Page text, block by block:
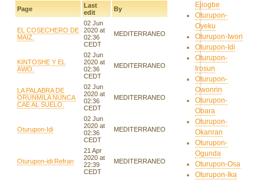
Page
Last
edit
By
EL COSECHERO DE
MAIZ.
02 Jun
2020 at
02:36
CEDT
MEDITERRANEO
KINTOSHE Y EL
AWO.
02 Jun
2020 at
02:36
CEDT
MEDITERRANEO
LA PALABRA DE
ORUNMILA NUNCA
CAE AL SUELO.
02 Jun
2020 at
02:36
CEDT
MEDITERRANEO
Oturupon-Idi
02 Jun
2020 at
02:36
CEDT
MEDITERRANEO
Oturupon-idi:Refran
21 Apr
2020 at
22:39
CEDT
MEDITERRANEO
Ejiogbe
Oturupon-
Oyeku
Oturupon-Iwori
Oturupon-Idi
Oturupon-
Irosun
Oturupon-
Owonrin
Oturupon-
Obara
Oturupon-
Okanran
Oturupon-
Ogunda
Oturupon-Osa
Oturupon-Ika